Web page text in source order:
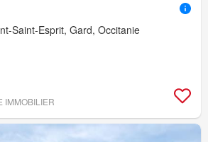
Saint-Esprit, Gard, Occitanie
IMMOBILIER